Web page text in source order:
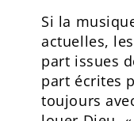
Si la
actuelles,
part issues
part écrites
toujours